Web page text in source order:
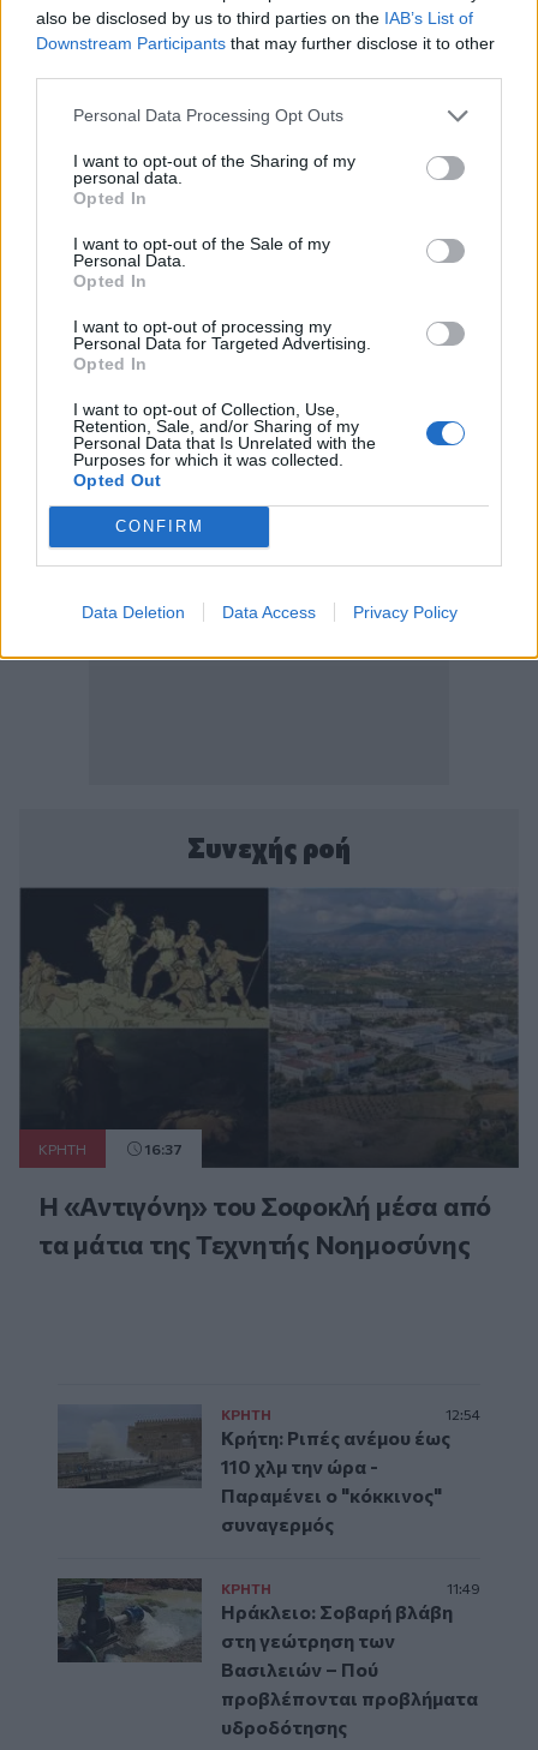
also be disclosed by us to third parties on the IAB’s List of
Downstream Participants that may further disclose it to other
Personal Data Processing Opt Outs
I want to opt-out of the Sharing of my
personal data.
Opted In
I want to opt-out of the Sale of my
Personal Data.
Opted In
I want to opt-out of processing my
Personal Data for Targeted Advertising.
Opted In
I want to opt-out of Collection, Use,
Retention, Sale, and/or Sharing of my
Personal Data that Is Unrelated with the
Purposes for which it was collected.
Opted Out
CONFIRM
Data Deletion Data Access Privacy Policy
14:39
To Moonlight Serenade στο καφέ του Αρχαιολογικού
Άντριου: Μυστικό σχέδιο για βασιλική κηδεία όταν
πεθάνει, παρά την αποκαθήλωση
ΠΕΡΙΣΣΟΤΕΡΑ
Συνεχής ροή
ΚΡΗΤΗ 16:37
Η «Αντιγόνη» του Σοφοκλή μέσα από
τα μάτια της Τεχνητής Νοημοσύνης
ΚΡΗΤΗ 12:54
Κρήτη: Ριπές ανέμου έως
110 χλμ την ώρα -
Παραμένει ο "κόκκινος"
συναγερμός
ΚΡΗΤΗ 11:49
Ηράκλειο: Σοβαρή βλάβη
στη γεώτρηση των
Βασιλειών – Πού
προβλέπονται προβλήματα
υδροδότησης